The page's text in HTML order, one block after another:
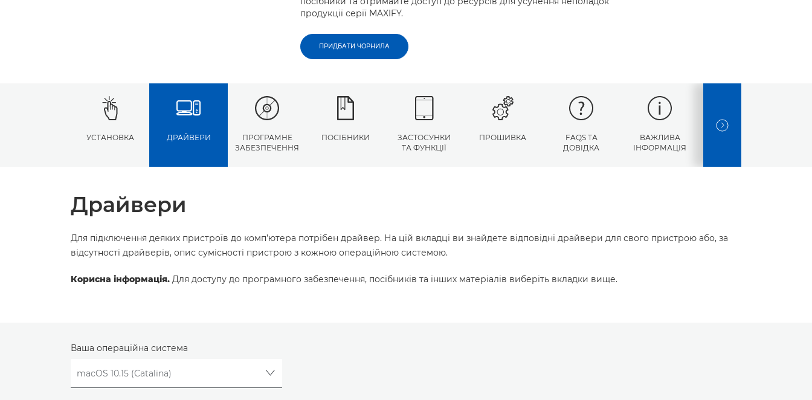
продукції серії MAXIFY.
ПРИДБАТИ ЧОРНИЛА
УСТАНОВКА ДРАЙВЕРИ
ПРОГРАМНЕ
ЗАБЕЗПЕЧЕННЯ
ПОСІБНИКИ
ЗАСТОСУНКИ
ТА ФУНКЦІЇ
ПРОШИВКА
FAQS ТА
ДОВІДКА
ВАЖЛИВА
ІНФОРМАЦІЯ
NEXT SLIDE
Драйвери
Для підключення деяких пристроїв до комп’ютера потрібен драйвер. На цій вкладці ви знайдете відповідні драйвери для свого пристрою або, за
відсутності драйверів, опис сумісності пристрою з кожною операційною системою.
Корисна інформація. Для доступу до програмного забезпечення, посібників та інших матеріалів виберіть вкладки вище.
Ваша операційна система